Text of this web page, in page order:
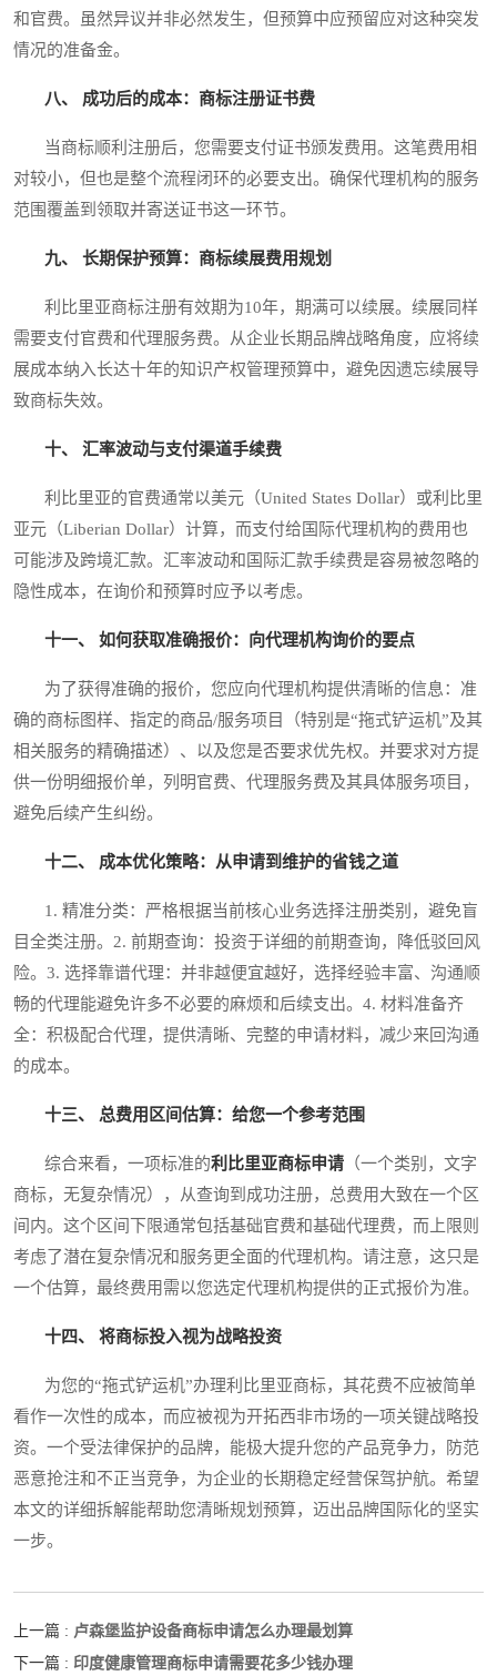
和官费。虽然异议并非必然发生，但预算中应预留应对这种突发
情况的准备金。
八、 成功后的成本：商标注册证书费
当商标顺利注册后，您需要支付证书颁发费用。这笔费用相
对较小，但也是整个流程闭环的必要支出。确保代理机构的服务
范围覆盖到领取并寄送证书这一环节。
九、 长期保护预算：商标续展费用规划
利比里亚商标注册有效期为10年，期满可以续展。续展同样
需要支付官费和代理服务费。从企业长期品牌战略角度，应将续
展成本纳入长达十年的知识产权管理预算中，避免因遗忘续展导
致商标失效。
十、 汇率波动与支付渠道手续费
利比里亚的官费通常以美元（United States Dollar）或利比里
亚元（Liberian Dollar）计算，而支付给国际代理机构的费用也
可能涉及跨境汇款。汇率波动和国际汇款手续费是容易被忽略的
隐性成本，在询价和预算时应予以考虑。
十一、 如何获取准确报价：向代理机构询价的要点
为了获得准确的报价，您应向代理机构提供清晰的信息：准
确的商标图样、指定的商品/服务项目（特别是“拖式铲运机”及其
相关服务的精确描述）、以及您是否要求优先权。并要求对方提
供一份明细报价单，列明官费、代理服务费及其具体服务项目，
避免后续产生纠纷。
十二、 成本优化策略：从申请到维护的省钱之道
1. 精准分类：严格根据当前核心业务选择注册类别，避免盲
目全类注册。2. 前期查询：投资于详细的前期查询，降低驳回风
险。3. 选择靠谱代理：并非越便宜越好，选择经验丰富、沟通顺
畅的代理能避免许多不必要的麻烦和后续支出。4. 材料准备齐
全：积极配合代理，提供清晰、完整的申请材料，减少来回沟通
的成本。
十三、 总费用区间估算：给您一个参考范围
综合来看，一项标准的利比里亚商标申请 （一个类别，文字
商标，无复杂情况），从查询到成功注册，总费用大致在一个区
间内。这个区间下限通常包括基础官费和基础代理费，而上限则
考虑了潜在复杂情况和服务更全面的代理机构。请注意，这只是
一个估算，最终费用需以您选定代理机构提供的正式报价为准。
十四、 将商标投入视为战略投资
为您的“拖式铲运机”办理利比里亚商标，其花费不应被简单
看作一次性的成本，而应被视为开拓西非市场的一项关键战略投
资。一个受法律保护的品牌，能极大提升您的产品竞争力，防范
恶意抢注和不正当竞争，为企业的长期稳定经营保驾护航。希望
本文的详细拆解能帮助您清晰规划预算，迈出品牌国际化的坚实
一步。
上一篇 : 卢森堡监护设备商标申请怎么办理最划算
下一篇 : 印度健康管理商标申请需要花多少钱办理